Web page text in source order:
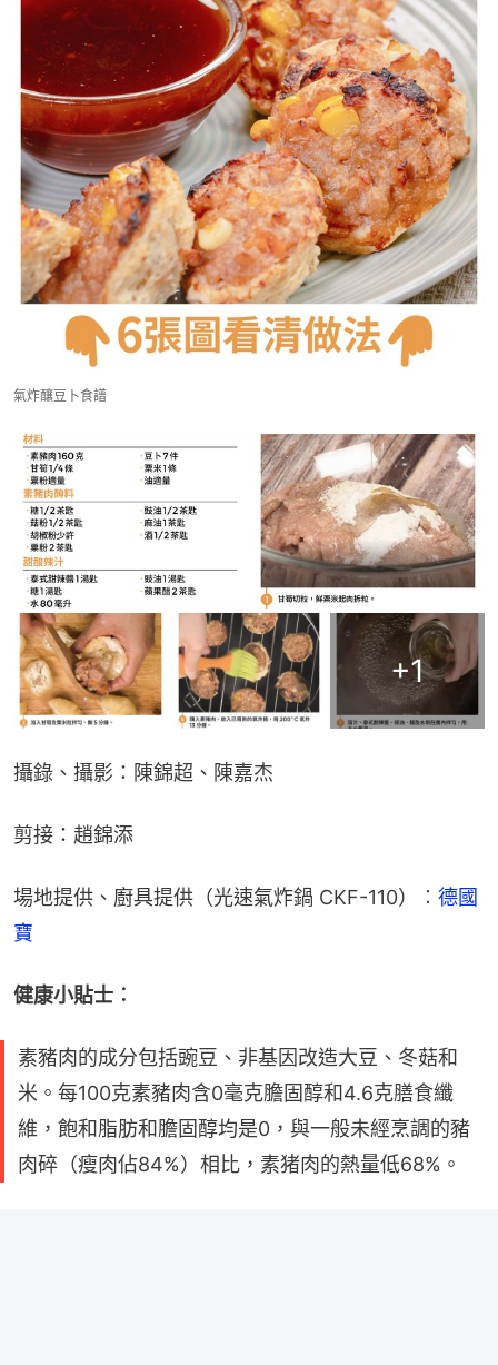
氣炸釀豆卜食譜
+1
攝錄、攝影：陳錦超、陳嘉杰
剪接：趙錦添
場地提供、廚具提供（光速氣炸鍋 CKF-110）︰ 德國
寶
健康小貼士︰
素豬肉的成分包括豌豆、非基因改造大豆、冬菇和
米。每100克素豬肉含0毫克膽固醇和4.6克膳食纖
維，飽和脂肪和膽固醇均是0，與一般未經烹調的豬
肉碎（瘦肉佔84%）相比，素猪肉的熱量低68%。